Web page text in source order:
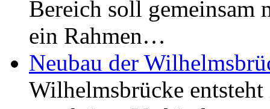
Bereich soll gemeinsam
ein Rahmen…
Neubau der
Wilhelmsbrücke